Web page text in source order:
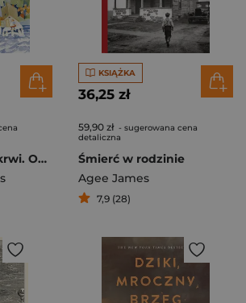
Alaskę masz we krwi. Opowiadania amerykańskie
KSIĄŻKA
36,25 zł
59,90 zł - sugerowana cena
detaliczna
Śmierć w rodzinie
Agee James
7,9 (28)